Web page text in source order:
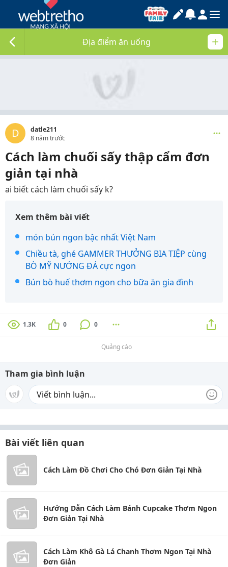
Địa điểm ăn uống
D
datle211
8 năm trước
Cách làm chuối sấy thập cẩm đơn
giản tại nhà
ai biết cách làm chuối sấy k?
Xem thêm bài viết
món bún ngon bậc nhất Việt Nam
Chiều tà, ghé GAMMER THƯỞNG BIA TIỆP cùng
BÒ MỸ NƯỚNG ĐÁ cực ngon
Bún bò huế thơm ngon cho bữa ăn gia đình
1.3K 0 0
Quảng cáo
Tham gia bình luận
Bài viết liên quan
Cách Làm Đồ Chơi Cho Chó Đơn Giản Tại Nhà
Hướng Dẫn Cách Làm Bánh Cupcake Thơm Ngon
Đơn Giản Tại Nhà
Cách Làm Khô Gà Lá Chanh Thơm Ngon Tại Nhà
Đơn Giản